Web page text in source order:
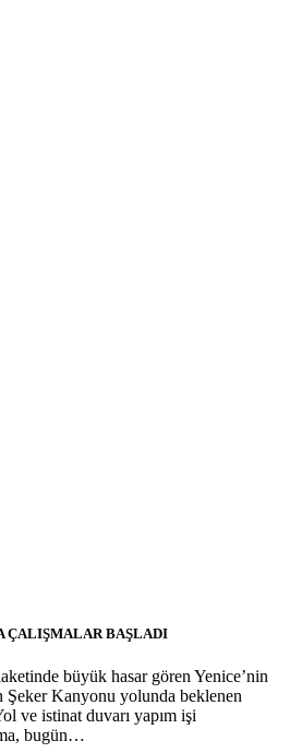
ÇALIŞMALAR BAŞLADI
büyük hasar gören Yenice’nin
Şeker Kanyonu yolunda beklenen
ve istinat duvarı yapım işi
bugün…